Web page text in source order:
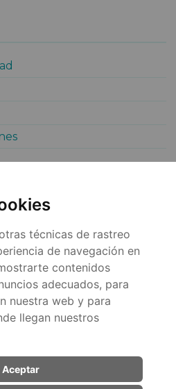
técnicas de rastreo
de navegación en
contenidos
adecuados, para
nuestra web y para
llegan nuestros
Aceptar